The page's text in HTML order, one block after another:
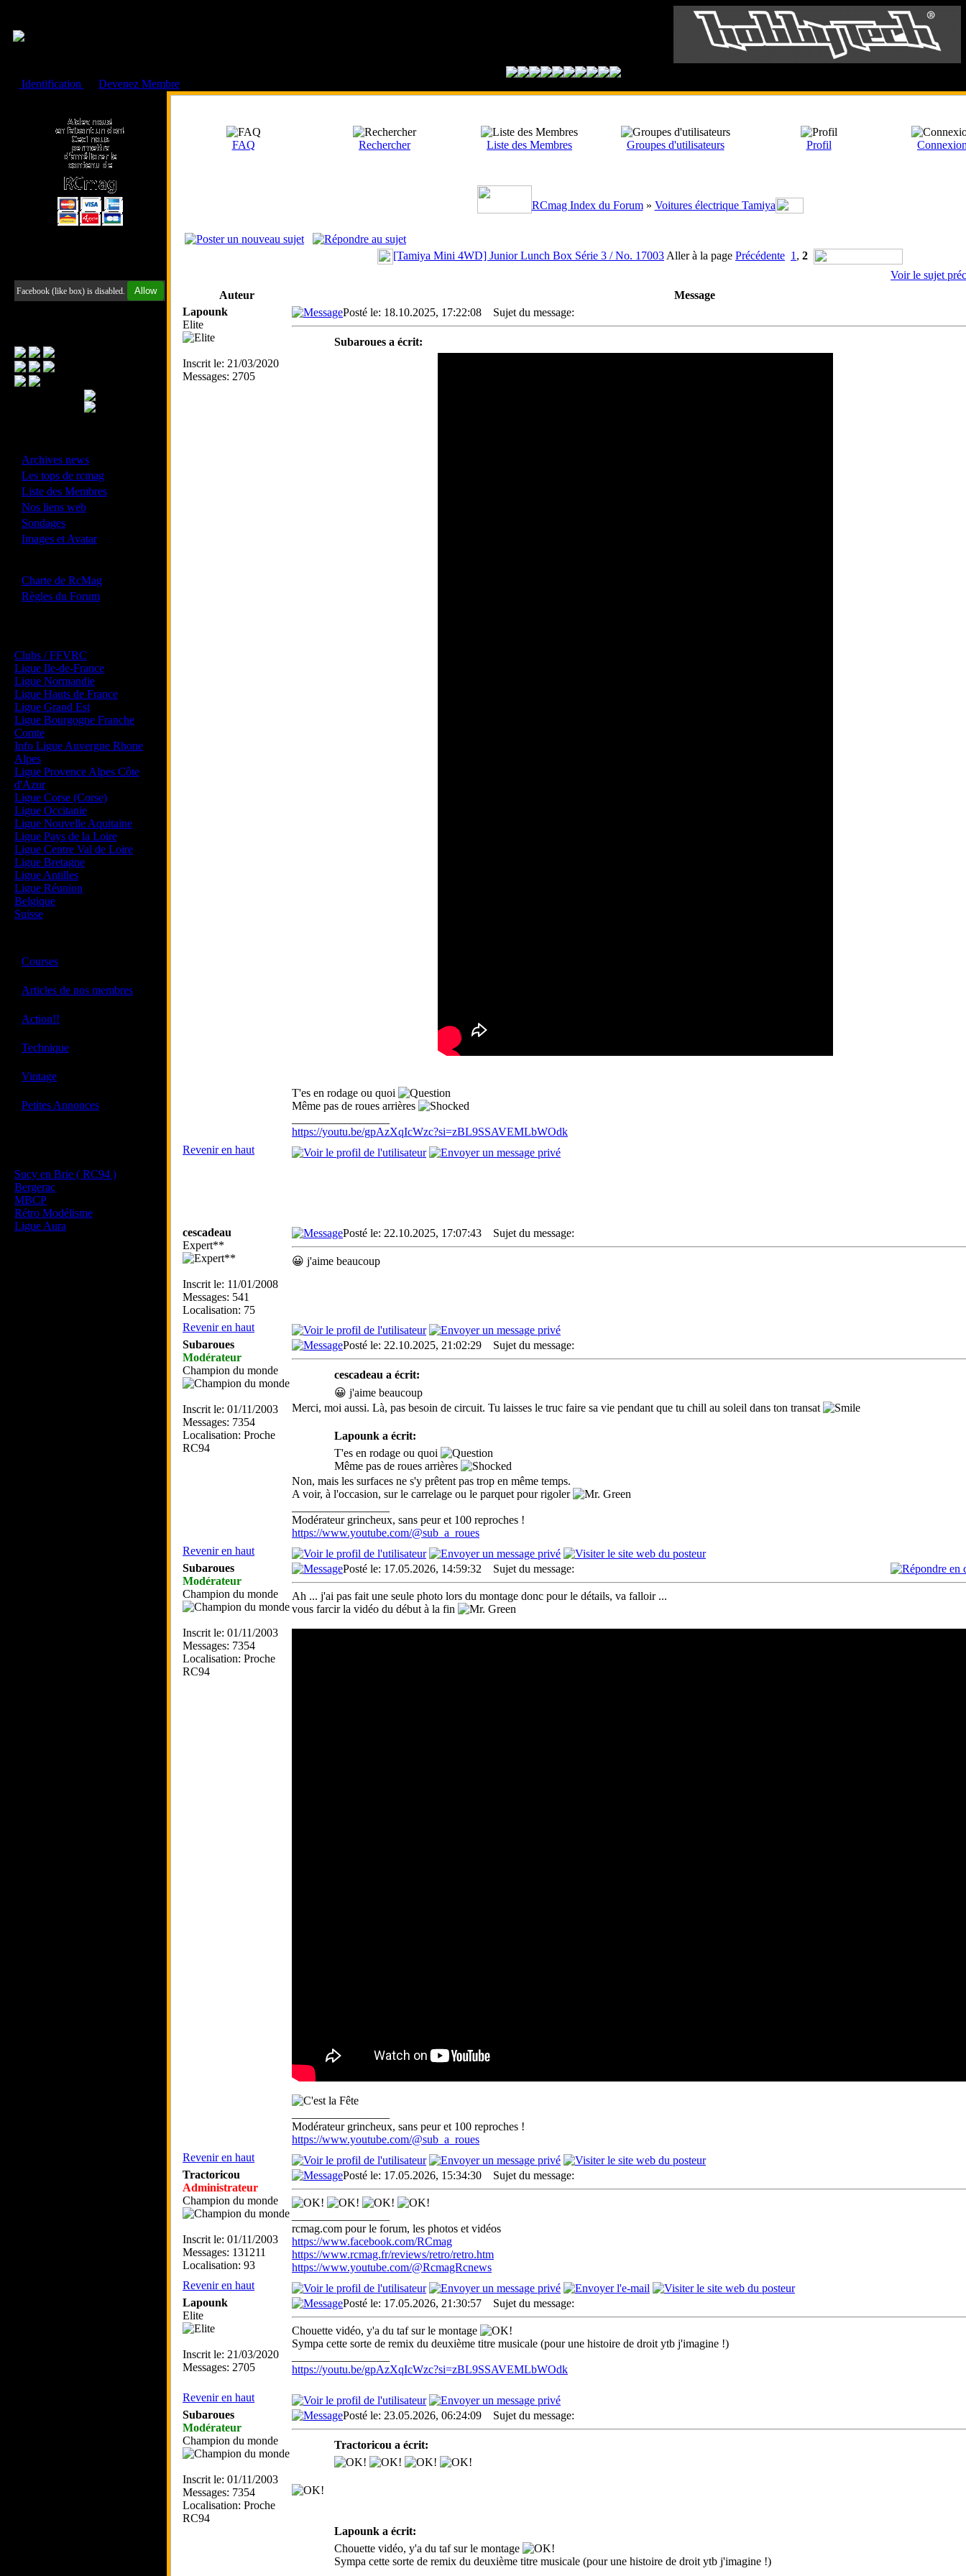
Identification
Devenez Membre
Facebook (like box) is disabled. Allow
Archives news
Les tops de rcmag
Liste des Membres
Nos liens web
Sondages
Images et Avatar
Charte de RcMag
Règles du Forum
Clubs / FFVRC
Ligue Ile-de-France
Ligue Normandie
Ligue Hauts de France
Ligue Grand Est
Ligue Bourgogne Franche
Comte
Info Ligue Auvergne Rhone
Alpes
Ligue Provence Alpes Côte
d'Azur
Ligue Corse (Corse)
Ligue Occitanie
Ligue Nouvelle Aquitaine
Ligue Pays de la Loire
Ligue Centre Val de Loire
Ligue Bretagne
Ligue Antilles
Ligue Réunion
Belgique
Suisse
Courses
Articles de nos membres
Action!!
Technique
Vintage
Petites Annonces
Sucy en Brie ( RC94 )
Bergerac
MBCP
Rétro Modélisme
Ligue Aura
FAQ Rechercher Liste des Membres Groupes d'utilisateurs Profil
RCmag Index du Forum» Voitures électrique Tamiya
[Tamiya Mini 4WD] Junior Lunch Box Série 3 / No. 17003 Aller à la page Précédente 1 , 2
Voir le sujet
Auteur
Message
Lapounk
Elite
Inscrit le: 21/03/2020
Messages: 2705
Posté le: 18.10.2025, 17:22:08 Sujet du message:
Subaroues a écrit:
T'es en rodage ou quoi
Même pas de roues arrières
https://youtu.be/gpAzXqIcWzc?si=zBL9SSAVEMLbWOdk
Revenir en haut
cescadeau
Expert**
Inscrit le: 11/01/2008
Messages: 541
Localisation: 75
Posté le: 22.10.2025, 17:07:43 Sujet du message:
😀 j'aime beaucoup
Revenir en haut
Subaroues
Modérateur
Champion du monde
Inscrit le: 01/11/2003
Messages: 7354
Localisation: Proche
RC94
Posté le: 22.10.2025, 21:02:29 Sujet du message:
cescadeau a écrit:
😀 j'aime beaucoup
Merci, moi aussi. Là, pas besoin de circuit. Tu laisses le truc faire sa vie pendant que tu chill au soleil dans ton transat
Lapounk a écrit:
T'es en rodage ou quoi
Même pas de roues arrières
Non, mais les surfaces ne s'y prêtent pas trop en même temps.
A voir, à l'occasion, sur le carrelage ou le parquet pour rigoler
Modérateur grincheux, sans peur et 100 reproches !
https://www.youtube.com/@sub_a_roues
Revenir en haut
Subaroues
Modérateur
Champion du monde
Inscrit le: 01/11/2003
Messages: 7354
Localisation: Proche
RC94
Posté le: 17.05.2026, 14:59:32 Sujet du message:
Ah ... j'ai pas fait une seule photo lors du montage donc pour le détails, va falloir ...
vous farcir la vidéo du début à la fin
Modérateur grincheux, sans peur et 100 reproches !
https://www.youtube.com/@sub_a_roues
Revenir en haut
Tractoricou
Administrateur
Champion du monde
Inscrit le: 01/11/2003
Messages: 131211
Localisation: 93
Posté le: 17.05.2026, 15:34:30 Sujet du message:
rcmag.com pour le forum, les photos et vidéos
https://www.facebook.com/RCmag
https://www.rcmag.fr/reviews/retro/retro.htm
https://www.youtube.com/@RcmagRcnews
Revenir en haut
Lapounk
Elite
Inscrit le: 21/03/2020
Messages: 2705
Posté le: 17.05.2026, 21:30:57 Sujet du message:
Chouette vidéo, y'a du taf sur le montage
Sympa cette sorte de remix du deuxième titre musicale (pour une histoire de droit ytb j'imagine !)
https://youtu.be/gpAzXqIcWzc?si=zBL9SSAVEMLbWOdk
Revenir en haut
Subaroues
Modérateur
Champion du monde
Inscrit le: 01/11/2003
Messages: 7354
Localisation: Proche
RC94
Posté le: 23.05.2026, 06:24:09 Sujet du message:
Tractoricou a écrit:
Lapounk a écrit:
Chouette vidéo, y'a du taf sur le montage
Sympa cette sorte de remix du deuxième titre musicale (pour une histoire de droit ytb j'imagine !)